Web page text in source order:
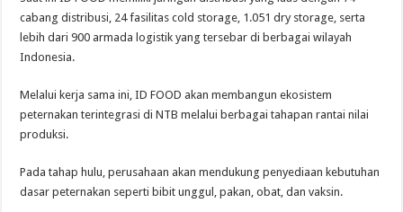
cabang distribusi, 24 fasilitas cold storage, 1.051 dry storage, serta
lebih dari 900 armada logistik yang tersebar di berbagai wilayah
Indonesia.
Melalui kerja sama ini, ID FOOD akan membangun ekosistem
peternakan terintegrasi di NTB melalui berbagai tahapan rantai nilai
produksi.
Pada tahap hulu, perusahaan akan mendukung penyediaan kebutuhan
dasar peternakan seperti bibit unggul, pakan, obat, dan vaksin.